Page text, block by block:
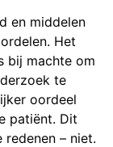
en middelen
Het
bij machte om
te
oordeel
patiënt. Dit
– niet.